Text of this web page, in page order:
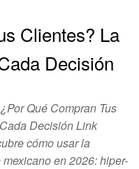
Clientes? La
Decisión
Qué Compran Tus
Decisión Link
cómo usar la
en 2026: hiper-